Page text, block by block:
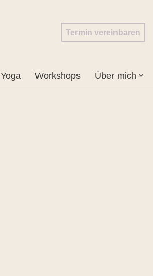
Termin vereinbaren
Yoga Workshops Über mich